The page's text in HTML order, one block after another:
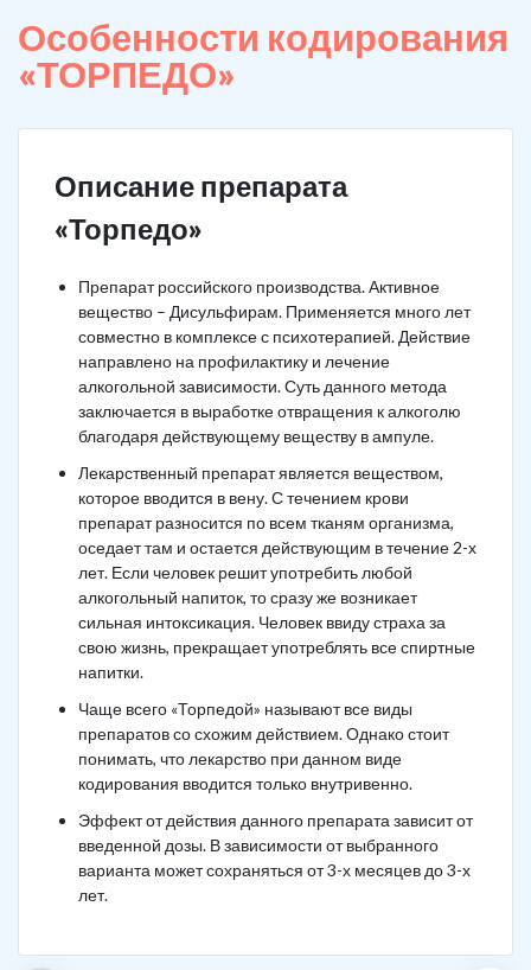
Особенности кодирования
«ТОРПЕДО»
Описание препарата
«Торпедо»
Препарат российского производства. Активное
вещество – Дисульфирам. Применяется много лет
совместно в комплексе с психотерапией. Действие
направлено на профилактику и лечение
алкогольной зависимости. Суть данного метода
заключается в выработке отвращения к алкоголю
благодаря действующему веществу в ампуле.
Лекарственный препарат является веществом,
которое вводится в вену. С течением крови
препарат разносится по всем тканям организма,
оседает там и остается действующим в течение 2-х
лет. Если человек решит употребить любой
алкогольный напиток, то сразу же возникает
сильная интоксикация. Человек ввиду страха за
свою жизнь, прекращает употреблять все спиртные
напитки.
Чаще всего «Торпедой» называют все виды
препаратов со схожим действием. Однако стоит
понимать, что лекарство при данном виде
кодирования вводится только внутривенно.
Эффект от действия данного препарата зависит от
введенной дозы. В зависимости от выбранного
варианта может сохраняться от 3-х месяцев до 3-х
лет.